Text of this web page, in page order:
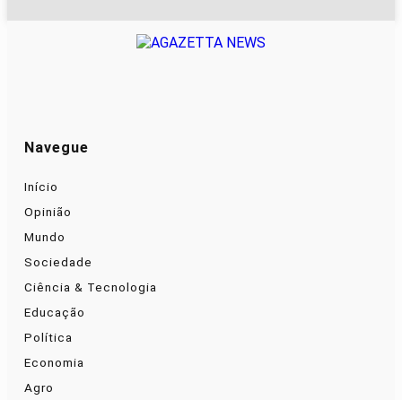
Navegue
Início
Opinião
Mundo
Sociedade
Ciência & Tecnologia
Educação
Política
Economia
Agro